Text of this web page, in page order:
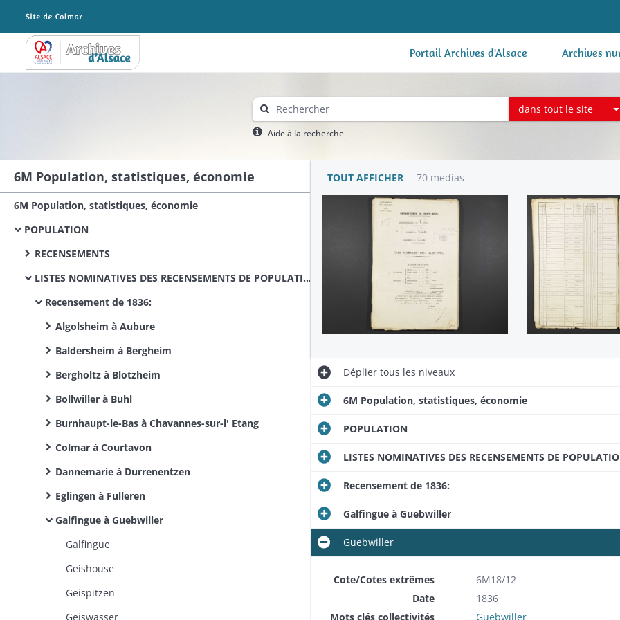
Archives Alsace - Colmar Portail Archives d'Alsace Archives
dans tout le site
Aide à la recherche
6M Population, statistiques, économie
6M Population, statistiques, économie
POPULATION
RECENSEMENTS
LISTES NOMINATIVES DES RECENSEMENTS DE POPULATION
Recensement de 1836:
Algolsheim à Aubure
Baldersheim à Bergheim
Bergholtz à Blotzheim
Bollwiller à Buhl
Burnhaupt-le-Bas à Chavannes-sur-l' Etang
Colmar à Courtavon
Dannemarie à Durrenentzen
Eglingen à Fulleren
Galfingue à Guebwiller
Galfingue
Geishouse
Geispitzen
Geiswasser
TOUT AFFICHER 70 medias
Dépliertous les niveaux
6M Population, statistiques, économie
POPULATION
LISTES NOMINATIVES DES RECENSEMENTS DE
Recensement de 1836:
Galfingue à Guebwiller
Guebwiller
Cote/Cotes extrêmes
6M18/12
Date
1836
Mots clés collectivités
Guebwiller